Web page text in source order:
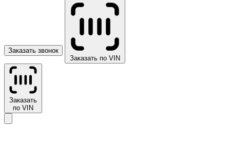
Заказать звонок
Заказать по VIN
Заказать
по VIN